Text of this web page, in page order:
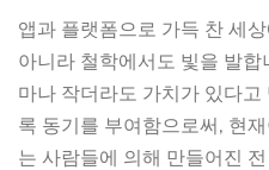
앱과 플랫폼으로 가득 찬 세
아니라 철학에서도 빛을 발
마나 작더라도 가치가 있다
록 동기를 부여함으로써, 현
는 사람들에 의해 만들어진